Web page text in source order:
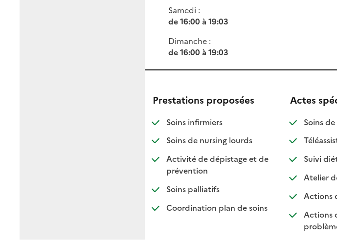
Samedi :
de 16:00 à 19:03
Dimanche :
de 16:00 à 19:03
Prestations proposées
Soins infirmiers: disponible
: non disponible
Soins de nursing lourds: disponible
: non disponible
Activité de dépistage et de
prévention: disponible
: non disponible
Soins palliatifs: disponible
: non disponible
Coordination plan de soins: disponible
: non disponible
Actes
Soins
Suivi
Atelier
Actions
Actions